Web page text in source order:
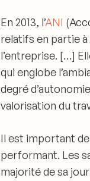
En 2013, l’ANI
relatifs en partie
l’entreprise. […]
qui englobe
degré
valorisation du
Il est important de
performant. Les
majorité de sa